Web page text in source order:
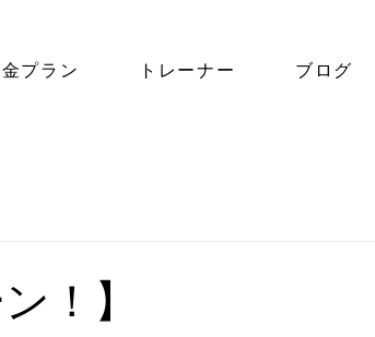
プラン トレーナー ブログ
！】